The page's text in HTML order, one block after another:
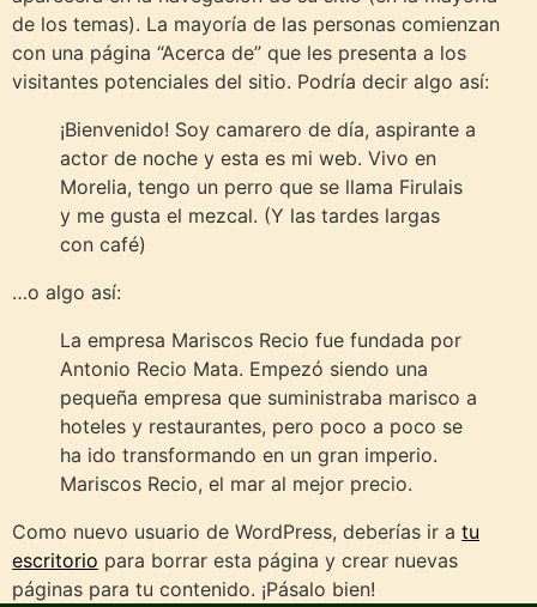
de los temas). La mayoría de las personas comienzan
con una página “Acerca de” que les presenta a los
visitantes potenciales del sitio. Podría decir algo así:
¡Bienvenido! Soy camarero de día, aspirante a
actor de noche y esta es mi web. Vivo en
Morelia, tengo un perro que se llama Firulais
y me gusta el mezcal. (Y las tardes largas
con café)
…o algo así:
La empresa Mariscos Recio fue fundada por
Antonio Recio Mata. Empezó siendo una
pequeña empresa que suministraba marisco a
hoteles y restaurantes, pero poco a poco se
ha ido transformando en un gran imperio.
Mariscos Recio, el mar al mejor precio.
Como nuevo usuario de WordPress, deberías ir a tu
escritorio para borrar esta página y crear nuevas
páginas para tu contenido. ¡Pásalo bien!